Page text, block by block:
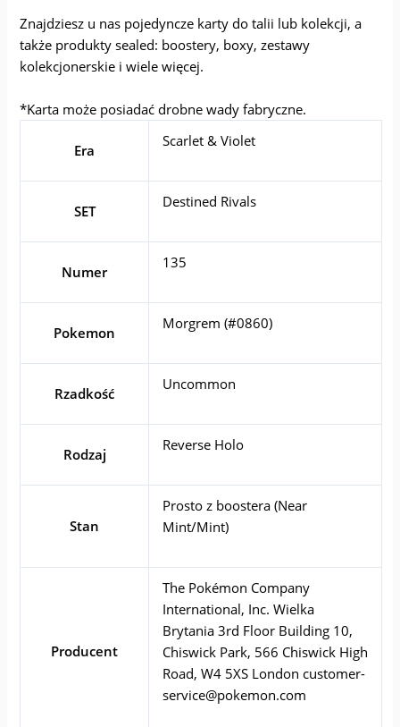
Znajdziesz u nas pojedyncze karty do talii lub kolekcji, a
także produkty sealed: boostery, boxy, zestawy
kolekcjonerskie i wiele więcej.
*Karta może posiadać drobne wady fabryczne.
Era
Scarlet & Violet
SET
Destined Rivals
Numer
135
Pokemon
Morgrem (#0860)
Rzadkość
Uncommon
Rodzaj
Reverse Holo
Stan
Prosto z boostera (Near
Mint/Mint)
Producent
The Pokémon Company
International, Inc. Wielka
Brytania 3rd Floor Building 10,
Chiswick Park, 566 Chiswick High
Road, W4 5XS London customer-
service@pokemon.com